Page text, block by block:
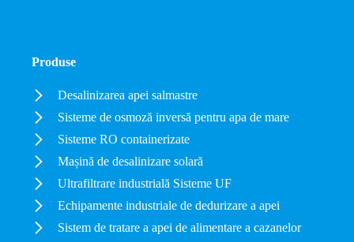
Produse
Desalinizarea apei salmastre
Sisteme de osmoză inversă pentru apa de mare
Sisteme RO containerizate
Mașină de desalinizare solară
Ultrafiltrare industrială Sisteme UF
Echipamente industriale de dedurizare a apei
Sistem de tratare a apei de alimentare a cazanelor